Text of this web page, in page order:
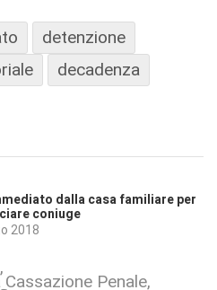
detenzione
decadenza
dalla casa familiare per
coniuge
2018
Penale